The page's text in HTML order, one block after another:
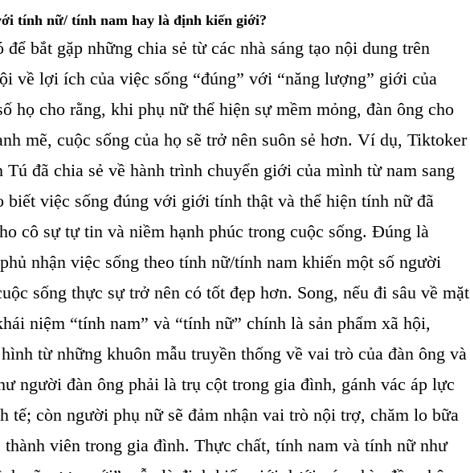
tính nữ/ tính nam hay là định kiến giới?
để bắt gặp những chia sẻ từ các nhà sáng tạo nội dung trên
về lợi ích của việc sống “đúng” với “năng lượng” giới của
họ cho rằng, khi phụ nữ thể hiện sự mềm mỏng, đàn ông cho
mẽ, cuộc sống của họ sẽ trở nên suôn sẻ hơn. Ví dụ, Tiktoker
Tú đã chia sẻ về hành trình chuyển giới của mình từ nam sang
biết việc sống đúng với giới tính thật và thể hiện tính nữ đã
cô sự tự tin và niềm hạnh phúc trong cuộc sống. Đúng là
nhận việc sống theo tính nữ/tính nam khiến một số người
sống thực sự trở nên có tốt đẹp hơn. Song, nếu đi sâu về mặt
niệm “tính nam” và “tính nữ” chính là sản phẩm xã hội,
từ những khuôn mẫu truyền thống về vai trò của đàn ông và
người đàn ông phải là trụ cột trong gia đình, gánh vác áp lực
tế; còn người phụ nữ sẽ đảm nhận vai trò nội trợ, chăm lo bữa
thành viên trong gia đình. Thực chất, tính nam và tính nữ như